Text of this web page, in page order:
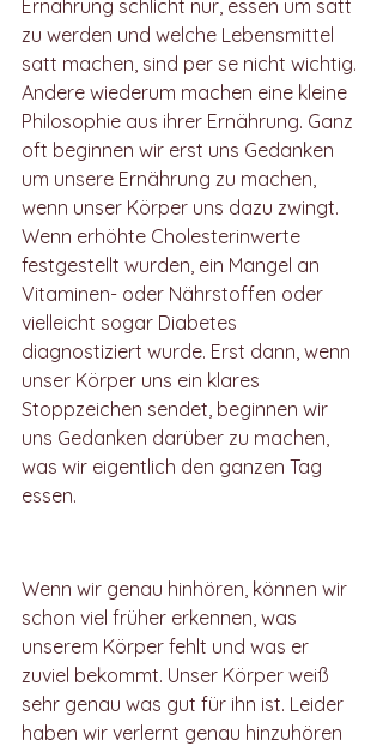
Ernährung schlicht nur, essen um satt
zu werden und welche Lebensmittel
satt machen, sind per se nicht wichtig.
Andere wiederum machen eine kleine
Philosophie aus ihrer Ernährung. Ganz
oft beginnen wir erst uns Gedanken
um unsere Ernährung zu machen,
wenn unser Körper uns dazu zwingt.
Wenn erhöhte Cholesterinwerte
festgestellt wurden, ein Mangel an
Vitaminen- oder Nährstoffen oder
vielleicht sogar Diabetes
diagnostiziert wurde. Erst dann, wenn
unser Körper uns ein klares
Stoppzeichen sendet, beginnen wir
uns Gedanken darüber zu machen,
was wir eigentlich den ganzen Tag
essen.
Wenn wir genau hinhören, können wir
schon viel früher erkennen, was
unserem Körper fehlt und was er
zuviel bekommt. Unser Körper weiß
sehr genau was gut für ihn ist. Leider
haben wir verlernt genau hinzuhören